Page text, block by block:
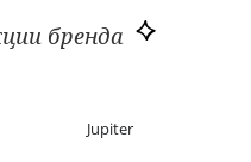
бренда
Jupiter